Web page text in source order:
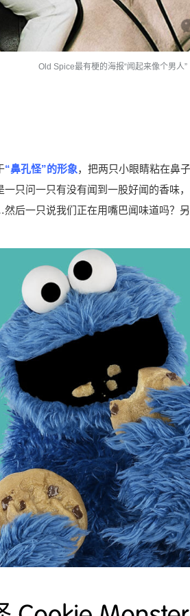
Old Spice最有梗的海报“闻起来像个男人”
“鼻孔怪”的形象，把两只小眼睛粘在鼻
一只问一只有没有闻到一股好闻的香味
后一只说我们正在用嘴巴闻味道吗？另